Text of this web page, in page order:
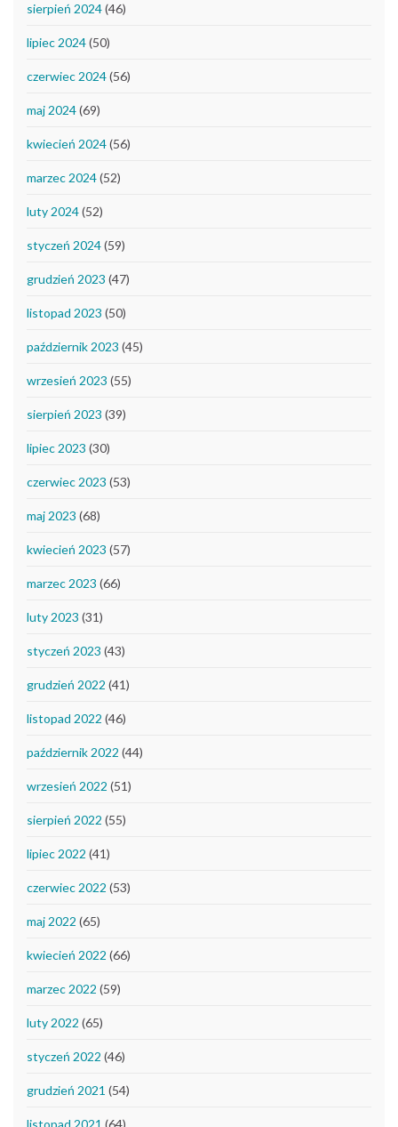
sierpień 2024(46)
lipiec 2024(50)
czerwiec 2024(56)
maj 2024(69)
kwiecień 2024(56)
marzec 2024(52)
luty 2024(52)
styczeń 2024(59)
grudzień 2023 (47)
listopad 2023 (50)
październik 2023 (45)
wrzesień 2023 (55)
sierpień 2023 (39)
lipiec 2023 (30)
czerwiec 2023 (53)
maj 2023 (68)
kwiecień 2023 (57)
marzec 2023 (66)
luty 2023 (31)
styczeń 2023 (43)
grudzień 2022 (41)
listopad 2022 (46)
październik 2022 (44)
wrzesień 2022 (51)
sierpień 2022 (55)
lipiec 2022 (41)
czerwiec 2022 (53)
maj 2022 (65)
kwiecień 2022 (66)
marzec 2022 (59)
luty 2022 (65)
styczeń 2022 (46)
grudzień 2021 (54)
listopad 2021 (64)